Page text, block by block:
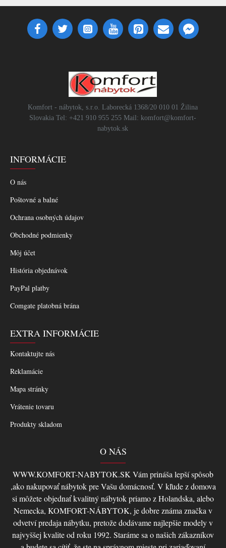
Komfort - nábytok, s.r.o. Laborecká 1368/20 010 01 Žilina
Slovakia Tel: +421 910 955 255 Mail: komfort@komfort-
nabytok.sk
INFORMÁCIE
O nás
Poštovné a balné
Ochrana osobných údajov
Obchodné podmienky
Môj účet
História objednávok
PayPal platby
Comgate platobná brána
EXTRA INFORMÁCIE
Kontaktujte nás
Reklamácie
Mapa stránky
Vrátenie tovaru
Produkty skladom
O NÁS
WWW.KOMFORT-NABYTOK.SK Vám prináša lepší spôsob
,ako nakupovať nábytok pre Vašu domácnosť. V kľude z domova
si môžete objednať kvalitný nábytok priamo z Holandska, alebo
Nemecka, KOMFORT-NÁBYTOK, je dobre známa značka v
odvetví predaja nábytku, pretože dodávame najlepšie modely v
najvyššej kvalite od roku 1992. Staráme sa o našich zákazníkov